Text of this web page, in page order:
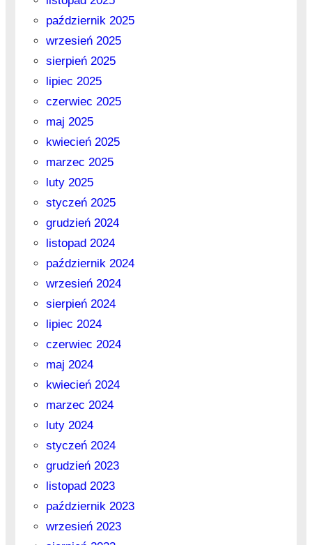
październik 2025
wrzesień 2025
sierpień 2025
lipiec 2025
czerwiec 2025
maj 2025
kwiecień 2025
marzec 2025
luty 2025
styczeń 2025
grudzień 2024
listopad 2024
październik 2024
wrzesień 2024
sierpień 2024
lipiec 2024
czerwiec 2024
maj 2024
kwiecień 2024
marzec 2024
luty 2024
styczeń 2024
grudzień 2023
listopad 2023
październik 2023
wrzesień 2023